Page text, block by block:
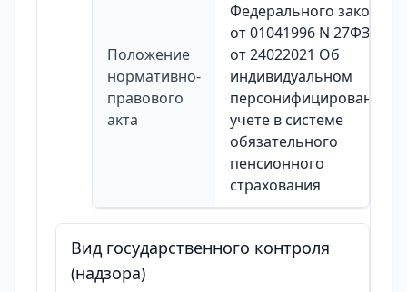
Положение
нормативно-
правового
акта
Федерального закона
от 01041996 N 27ФЗред
от 24022021 Об
индивидуальном
персонифицированном
учете в системе
обязательного
пенсионного
страхования
Вид государственного контроля
(надзора)